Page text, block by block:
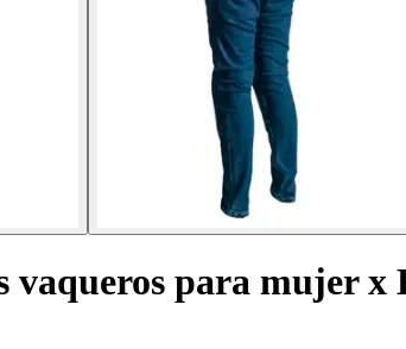
vaqueros para mujer